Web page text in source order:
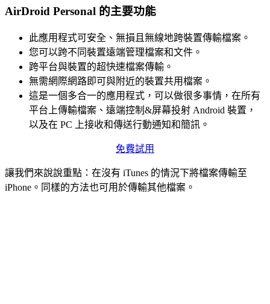
AirDroid Personal 的主要功能
此應用程式可安全、無損且無線地跨裝置傳輸檔案。
您可以跨不同裝置遠端管理檔案和文件。
跨平台與裝置的超快速檔案傳輸。
無需網際網路即可與附近的裝置共用檔案。
這是一個多合一的應用程式，可以做很多事情，在所有
平台上傳輸檔案、遠端控制&屏幕投射 Android 裝置，
以及在 PC 上接收和傳送行動通知和簡訊。
免費試用
讓我們來說說重點：在沒有 iTunes 的情況下將檔案傳輸至
iPhone。同樣的方法也可用於傳輸其他檔案。